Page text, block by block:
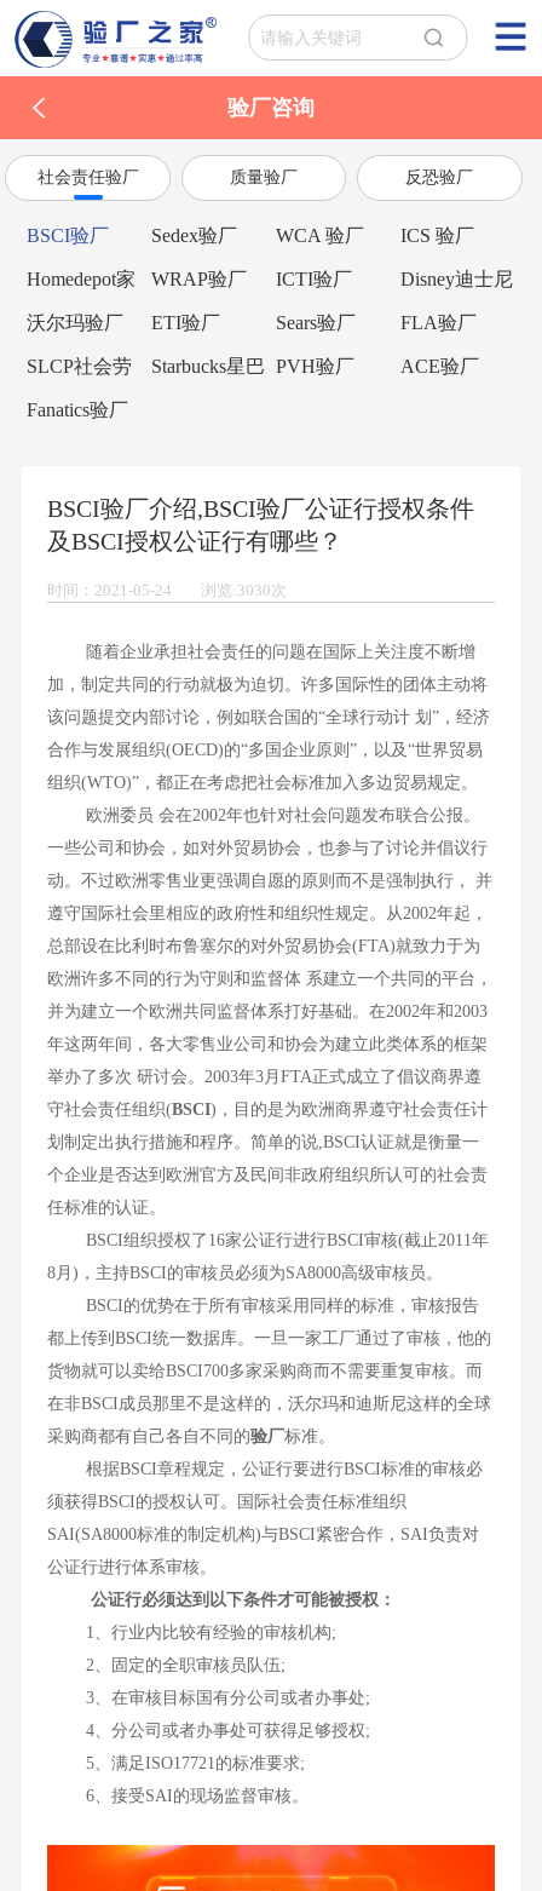
验厂咨询
社会责任验厂 质量验厂 反恐验厂
BSCI验厂 Sedex验厂 WCA 验厂 ICS 验厂
Homedepot家
得宝验厂
WRAP验厂 ICTI验厂
Disney迪士尼
验厂
沃尔玛验厂 ETI验厂 Sears验厂 FLA验厂
SLCP社会劳
工整合项目
Starbucks星巴 PVH验厂 ACE验厂
Fanatics验厂
BSCI验厂介绍,BSCI验厂公证行授权条件
及BSCI授权公证行有哪些？
时间：2021-05-24 浏览:3030次
随着企业承担社会责任的问题在国际上关注度不断增
加，制定共同的行动就极为迫切。许多国际性的团体主动将
该问题提交内部讨论，例如联合国的“全球行动计 划”，经济
合作与发展组织(OECD)的“多国企业原则”，以及“世界贸易
组织(WTO)”，都正在考虑把社会标准加入多边贸易规定。
欧洲委员 会在2002年也针对社会问题发布联合公报。
一些公司和协会，如对外贸易协会，也参与了讨论并倡议行
动。不过欧洲零售业更强调自愿的原则而不是强制执行， 并
遵守国际社会里相应的政府性和组织性规定。从2002年起，
总部设在比利时布鲁塞尔的对外贸易协会(FTA)就致力于为
欧洲许多不同的行为守则和监督体 系建立一个共同的平台，
并为建立一个欧洲共同监督体系打好基础。在2002年和2003
年这两年间，各大零售业公司和协会为建立此类体系的框架
举办了多次 研讨会。2003年3月FTA正式成立了倡议商界遵
守社会责任组织(BSCI)，目的是为欧洲商界遵守社会责任计
划制定出执行措施和程序。简单的说,BSCI认证就是衡量一
个企业是否达到欧洲官方及民间非政府组织所认可的社会责
任标准的认证。
BSCI组织授权了16家公证行进行BSCI审核(截止2011年
8月)，主持BSCI的审核员必须为SA8000高级审核员。
BSCI的优势在于所有审核采用同样的标准，审核报告
都上传到BSCI统一数据库。一旦一家工厂通过了审核，他的
货物就可以卖给BSCI700多家采购商而不需要重复审核。而
在非BSCI成员那里不是这样的，沃尔玛和迪斯尼这样的全球
采购商都有自己各自不同的验厂标准。
根据BSCI章程规定，公证行要进行BSCI标准的审核必
须获得BSCI的授权认可。国际社会责任标准组织
SAI(SA8000标准的制定机构)与BSCI紧密合作，SAI负责对
公证行进行体系审核。
公证行必须达到以下条件才可能被授权：
1、行业内比较有经验的审核机构;
2、固定的全职审核员队伍;
3、在审核目标国有分公司或者办事处;
4、分公司或者办事处可获得足够授权;
5、满足ISO17721的标准要求;
6、接受SAI的现场监督审核。